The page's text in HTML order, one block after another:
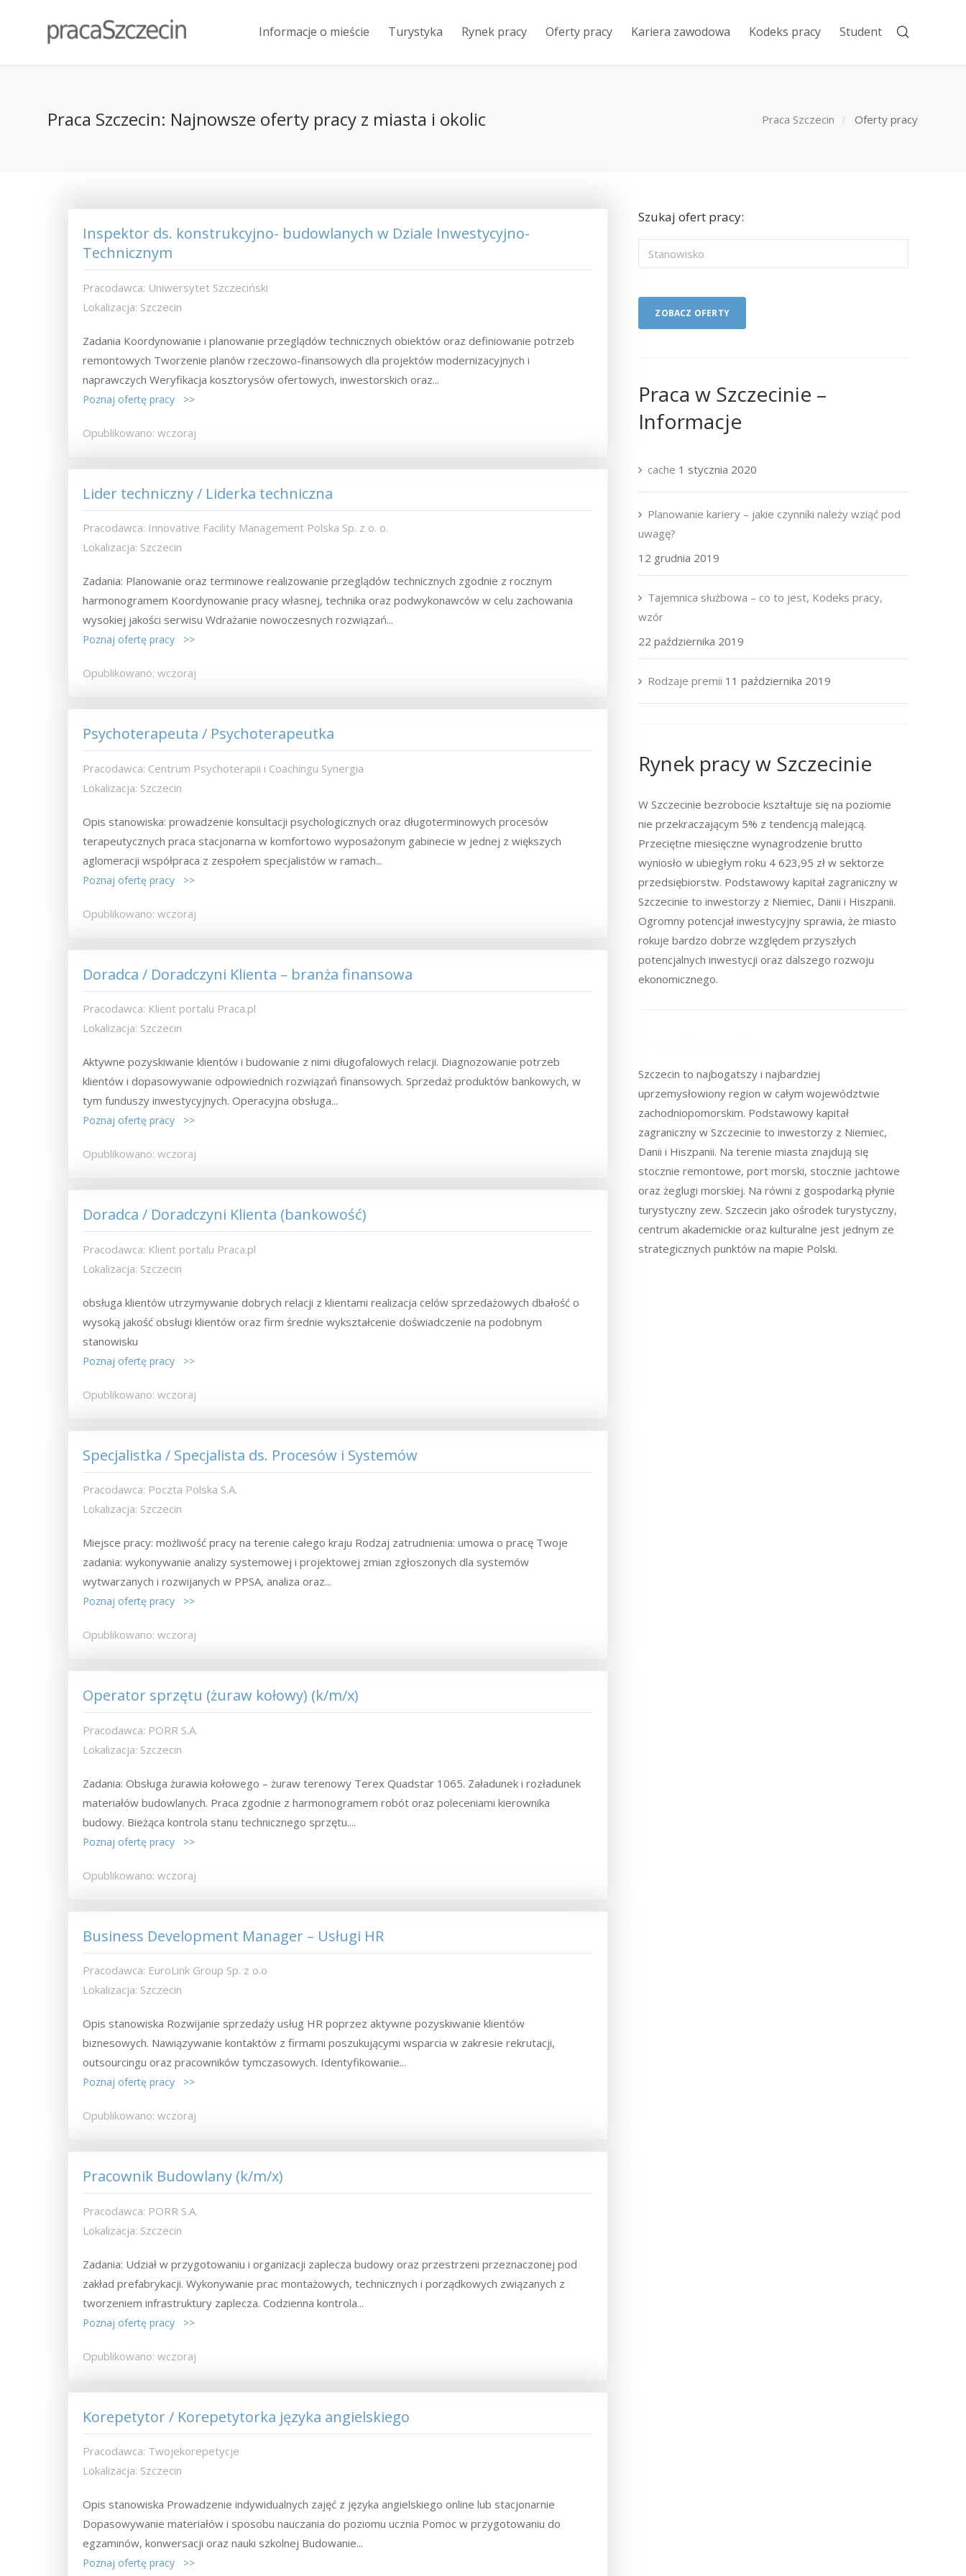
Informacje o mieście Turystyka Rynek pracy Oferty pracy Kariera zawodowa Kodeks pracy Student
Praca Szczecin: Najnowsze oferty pracy z miasta i okolic Praca Szczecin Oferty pracy
Inspektor ds. konstrukcyjno- budowlanych w Dziale Inwestycyjno-
Technicznym
Pracodawca: Uniwersytet Szczeciński
Lokalizacja: Szczecin
Zadania Koordynowanie i planowanie przeglądów technicznych obiektów oraz definiowanie potrzeb
remontowych Tworzenie planów rzeczowo-finansowych dla projektów modernizacyjnych i
naprawczych Weryfikacja kosztorysów ofertowych, inwestorskich oraz...
Poznaj ofertę pracy >>
Opublikowano: wczoraj
Lider techniczny / Liderka techniczna
Pracodawca: Innovative Facility Management Polska Sp. z o. o.
Lokalizacja: Szczecin
Zadania: Planowanie oraz terminowe realizowanie przeglądów technicznych zgodnie z rocznym
harmonogramem Koordynowanie pracy własnej, technika oraz podwykonawców w celu zachowania
wysokiej jakości serwisu Wdrażanie nowoczesnych rozwiązań...
Poznaj ofertę pracy >>
Opublikowano: wczoraj
Psychoterapeuta / Psychoterapeutka
Pracodawca: Centrum Psychoterapii i Coachingu Synergia
Lokalizacja: Szczecin
Opis stanowiska: prowadzenie konsultacji psychologicznych oraz długoterminowych procesów
terapeutycznych praca stacjonarna w komfortowo wyposażonym gabinecie w jednej z większych
aglomeracji współpraca z zespołem specjalistów w ramach...
Poznaj ofertę pracy >>
Opublikowano: wczoraj
Doradca / Doradczyni Klienta – branża finansowa
Pracodawca: Klient portalu Praca.pl
Lokalizacja: Szczecin
Aktywne pozyskiwanie klientów i budowanie z nimi długofalowych relacji. Diagnozowanie potrzeb
klientów i dopasowywanie odpowiednich rozwiązań finansowych. Sprzedaż produktów bankowych, w
tym funduszy inwestycyjnych. Operacyjna obsługa...
Poznaj ofertę pracy >>
Opublikowano: wczoraj
Doradca / Doradczyni Klienta (bankowość)
Pracodawca: Klient portalu Praca.pl
Lokalizacja: Szczecin
obsługa klientów utrzymywanie dobrych relacji z klientami realizacja celów sprzedażowych dbałość o
wysoką jakość obsługi klientów oraz firm średnie wykształcenie doświadczenie na podobnym
stanowisku
Poznaj ofertę pracy >>
Opublikowano: wczoraj
Specjalistka / Specjalista ds. Procesów i Systemów
Pracodawca: Poczta Polska S.A.
Lokalizacja: Szczecin
Miejsce pracy: możliwość pracy na terenie całego kraju Rodzaj zatrudnienia: umowa o pracę Twoje
zadania: wykonywanie analizy systemowej i projektowej zmian zgłoszonych dla systemów
wytwarzanych i rozwijanych w PPSA, analiza oraz...
Poznaj ofertę pracy >>
Opublikowano: wczoraj
Operator sprzętu (żuraw kołowy) (k/m/x)
Pracodawca: PORR S.A.
Lokalizacja: Szczecin
Zadania: Obsługa żurawia kołowego – żuraw terenowy Terex Quadstar 1065. Załadunek i rozładunek
materiałów budowlanych. Praca zgodnie z harmonogramem robót oraz poleceniami kierownika
budowy. Bieżąca kontrola stanu technicznego sprzętu....
Poznaj ofertę pracy >>
Opublikowano: wczoraj
Business Development Manager – Usługi HR
Pracodawca: EuroLink Group Sp. z o.o
Lokalizacja: Szczecin
Opis stanowiska Rozwijanie sprzedaży usług HR poprzez aktywne pozyskiwanie klientów
biznesowych. Nawiązywanie kontaktów z firmami poszukującymi wsparcia w zakresie rekrutacji,
outsourcingu oraz pracowników tymczasowych. Identyfikowanie...
Poznaj ofertę pracy >>
Opublikowano: wczoraj
Pracownik Budowlany (k/m/x)
Pracodawca: PORR S.A.
Lokalizacja: Szczecin
Zadania: Udział w przygotowaniu i organizacji zaplecza budowy oraz przestrzeni przeznaczonej pod
zakład prefabrykacji. Wykonywanie prac montażowych, technicznych i porządkowych związanych z
tworzeniem infrastruktury zaplecza. Codzienna kontrola...
Poznaj ofertę pracy >>
Opublikowano: wczoraj
Korepetytor / Korepetytorka języka angielskiego
Pracodawca: Twojekorepetycje
Lokalizacja: Szczecin
Opis stanowiska Prowadzenie indywidualnych zajęć z języka angielskiego online lub stacjonarnie
Dopasowywanie materiałów i sposobu nauczania do poziomu ucznia Pomoc w przygotowaniu do
egzaminów, konwersacji oraz nauki szkolnej Budowanie...
Poznaj ofertę pracy >>
Szukaj ofert pracy:
Praca w Szczecinie –
Informacje
cache 1 stycznia 2020
Planowanie kariery – jakie czynniki należy wziąć pod
uwagę?
12 grudnia 2019
Tajemnica służbowa – co to jest, Kodeks pracy,
wzór
22 października 2019
Rodzaje premii 11 października 2019
Rynek pracy w Szczecinie
W Szczecinie bezrobocie kształtuje się na poziomie
nie przekraczającym 5% z tendencją malejącą.
Przeciętne miesięczne wynagrodzenie brutto
wyniosło w ubiegłym roku 4 623,95 zł w sektorze
przedsiębiorstw. Podstawowy kapitał zagraniczny w
Szczecinie to inwestorzy z Niemiec, Danii i Hiszpanii.
Ogromny potencjał inwestycyjny sprawia, że miasto
rokuje bardzo dobrze względem przyszłych
potencjalnych inwestycji oraz dalszego rozwoju
ekonomicznego.
Szczecin to najbogatszy i najbardziej
uprzemysłowiony region w całym województwie
zachodniopomorskim. Podstawowy kapitał
zagraniczny w Szczecinie to inwestorzy z Niemiec,
Danii i Hiszpanii. Na terenie miasta znajdują się
stocznie remontowe, port morski, stocznie jachtowe
oraz żeglugi morskiej. Na równi z gospodarką płynie
turystyczny zew. Szczecin jako ośrodek turystyczny,
centrum akademickie oraz kulturalne jest jednym ze
strategicznych punktów na mapie Polski.